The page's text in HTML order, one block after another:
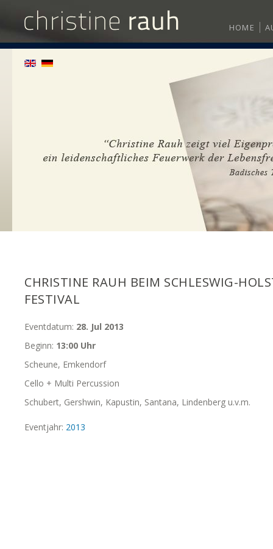
HOME
CHRISTINE RAUH BEIM SCHLESWIG-
FESTIVAL
Eventdatum: 28. Jul 2013
Beginn: 13:00 Uhr
Scheune, Emkendorf
Cello + Multi Percussion
Schubert, Gershwin, Kapustin, Santana, Lindenberg u.v.m.
Eventjahr: 2013